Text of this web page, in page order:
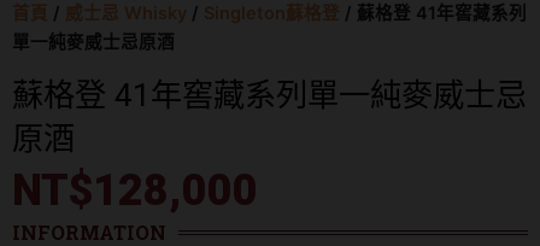
首頁 / 威士忌 Whisky / Singleton蘇格登 / 蘇格登 41年窖藏系列
單一純麥威士忌原酒
蘇格登 41年窖藏系列單一純麥威士忌
原酒
NT$128,000
INFORMATION